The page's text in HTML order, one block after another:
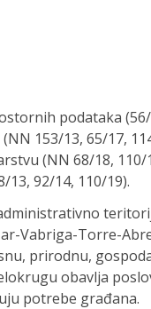
podataka (56/
153/13, 65/17,
(NN 68/18, 110/
13, 92/14, 110/19).
Vabriga-Torre-
prirodnu,
obavlja
potrebe građana.